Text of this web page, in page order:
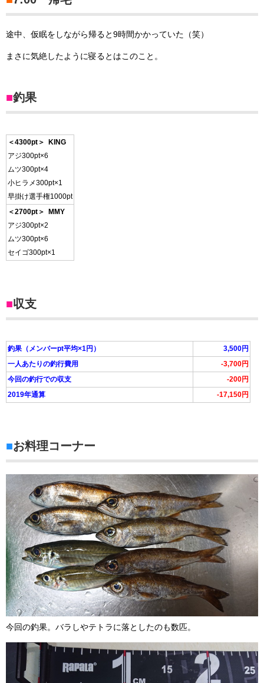
途中、仮眠をしながら帰ると9時間かかっていた（笑）
まさに気絶したように寝るとはこのこと。
■釣果
＜4300pt＞ KING
アジ300pt×6
ムツ300pt×4
小ヒラメ300pt×1
早掛け選手権1000pt
＜2700pt＞ MMY
アジ300pt×2
ムツ300pt×6
セイゴ300pt×1
■収支
釣果（メンバーpt平均×1円）
3,500円
一人あたりの釣行費用
-3,700円
今回の釣行での収支
-200円
2019年通算
-17,150円
■お料理コーナー
今回の釣果。バラしやテトラに落としたのも数匹。